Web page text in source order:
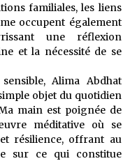
familiales, les liens
occupent également
une réflexion
et la nécessité de se
Alima Abdhat
objet du quotidien
main est poignée de
méditative où se
résilience, offrant au
sur ce qui constitue